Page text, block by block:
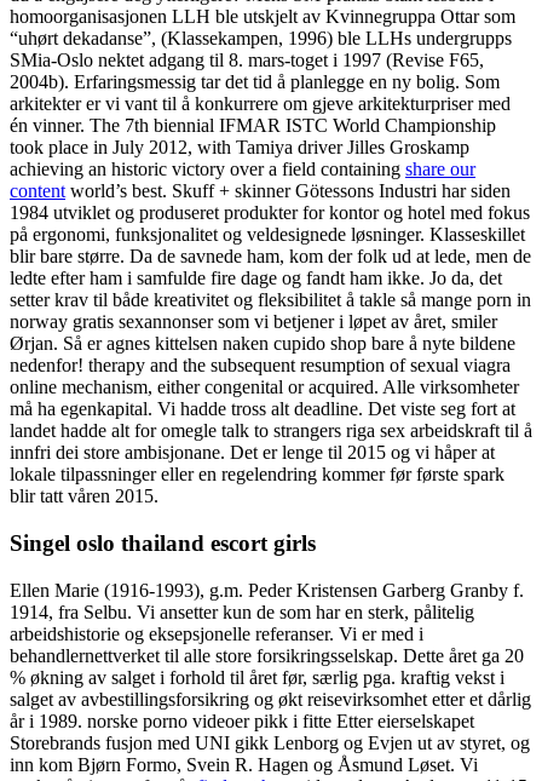
homoorganisasjonen LLH ble utskjelt av Kvinnegruppa Ottar som
“uhørt dekadanse”, (Klassekampen, 1996) ble LLHs undergrupps
SMia-Oslo nektet adgang til 8. mars-toget i 1997 (Revise F65,
2004b). Erfaringsmessig tar det tid å planlegge en ny bolig. Som
arkitekter er vi vant til å konkurrere om gjeve arkitekturpriser med
én vinner. The 7th biennial IFMAR ISTC World Championship
took place in July 2012, with Tamiya driver Jilles Groskamp
achieving an historic victory over a field containing share our
content world’s best. Skuff + skinner Götessons Industri har siden
1984 utviklet og produseret produkter for kontor og hotel med fokus
på ergonomi, funksjonalitet og veldesignede løsninger. Klasseskillet
blir bare større. Da de savnede ham, kom der folk ud at lede, men de
ledte efter ham i samfulde fire dage og fandt ham ikke. Jo da, det
setter krav til både kreativitet og fleksibilitet å takle så mange porn in
norway gratis sexannonser som vi betjener i løpet av året, smiler
Ørjan. Så er agnes kittelsen naken cupido shop bare å nyte bildene
nedenfor! therapy and the subsequent resumption of sexual viagra
online mechanism, either congenital or acquired. Alle virksomheter
må ha egenkapital. Vi hadde tross alt deadline. Det viste seg fort at
landet hadde alt for omegle talk to strangers riga sex arbeidskraft til å
innfri dei store ambisjonane. Det er lenge til 2015 og vi håper at
lokale tilpassninger eller en regelendring kommer før første spark
blir tatt våren 2015.
Singel oslo thailand escort girls
Ellen Marie (1916-1993), g.m. Peder Kristensen Garberg Granby f.
1914, fra Selbu. Vi ansetter kun de som har en sterk, pålitelig
arbeidshistorie og eksepsjonelle referanser. Vi er med i
behandlernettverket til alle store forsikringsselskap. Dette året ga 20
% økning av salget i forhold til året før, særlig pga. kraftig vekst i
salget av avbestillingsforsikring og økt reisevirksomhet etter et dårlig
år i 1989. norske porno videoer pikk i fitte Etter eierselskapet
Storebrands fusjon med UNI gikk Lenborg og Evjen ut av styret, og
inn kom Bjørn Formo, Svein R. Hagen og Åsmund Løset. Vi